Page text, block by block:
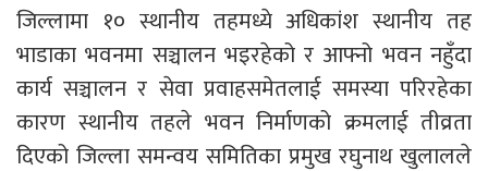
जिल्लामा १० स्थानीय तहमध्ये अधिकांश स्थानीय तह
भाडाका भवनमा सञ्चालन भइरहेको र आफ्नो भवन नहुँदा
कार्य सञ्चालन र सेवा प्रवाहसमेतलाई समस्या परिरहेका
कारण स्थानीय तहले भवन निर्माणको क्रमलाई तीव्रता
दिएको जिल्ला समन्वय समितिका प्रमुख रघुनाथ खुलालले